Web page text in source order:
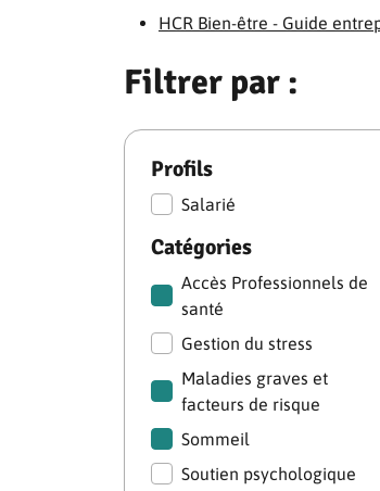
HCR Bien-être - Guide
Filtrer par :
Profils
Salarié
Catégories
Accès Professionnels de
santé
Gestion du stress
Maladies graves et
facteurs de risque
Sommeil
Soutien psychologique